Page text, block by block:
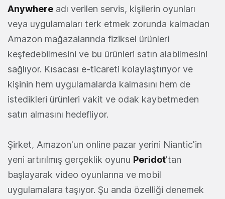
Anywhere adı verilen servis, kişilerin oyunları
veya uygulamaları terk etmek zorunda kalmadan
Amazon mağazalarında fiziksel ürünleri
keşfedebilmesini ve bu ürünleri satın alabilmesini
sağlıyor. Kısacası e-ticareti kolaylaştırıyor ve
kişinin hem uygulamalarda kalmasını hem de
istedikleri ürünleri vakit ve odak kaybetmeden
satın almasını hedefliyor.
Şirket, Amazon'un online pazar yerini Niantic'in
yeni artırılmış gerçeklik oyunu Peridot'tan
başlayarak video oyunlarına ve mobil
uygulamalara taşıyor. Şu anda özelliği denemek